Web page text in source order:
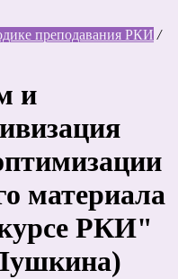
преподавания РКИ /
и
материала
РКИ"